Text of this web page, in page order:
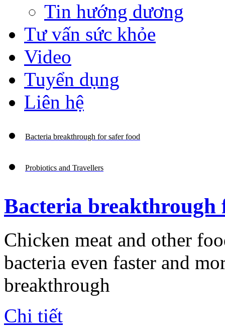
Tin hướng dương
Tư vấn sức khỏe
Video
Tuyển dụng
Liên hệ
Bacteria breakthrough for safer food
Probiotics and Travellers
Bacteria breakthrough
Chicken meat and other
bacteria even faster and
breakthrough
Chi tiết